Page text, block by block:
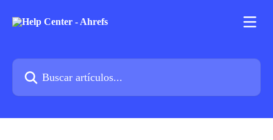
Buscar artículos...